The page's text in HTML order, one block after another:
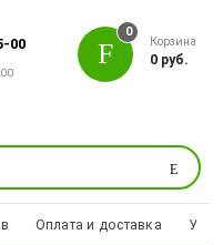
00
Поиск
0
Корзина
0 руб.
Оплата и доставка